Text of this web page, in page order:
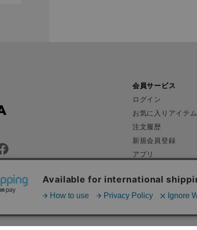
会員サービス
ログイン
お気に入りアイテム
注文履歴
新規会員登録
アプリ